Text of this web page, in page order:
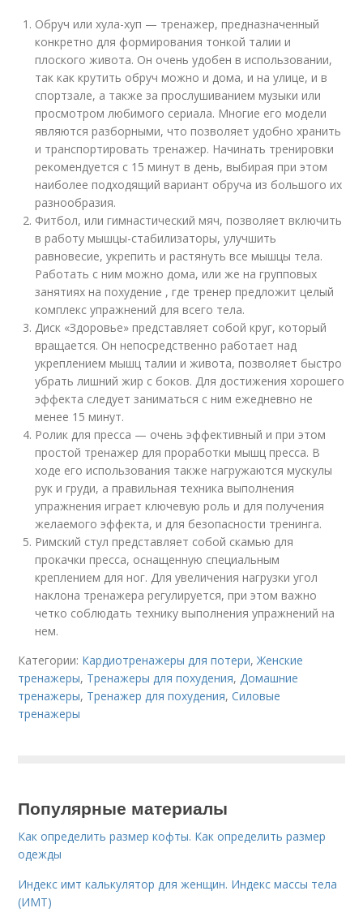
Обруч или хула-хуп — тренажер, предназначенный
конкретно для формирования тонкой талии и
плоского живота. Он очень удобен в использовании,
так как крутить обруч можно и дома, и на улице, и в
спортзале, а также за прослушиванием музыки или
просмотром любимого сериала. Многие его модели
являются разборными, что позволяет удобно хранить
и транспортировать тренажер. Начинать тренировки
рекомендуется с 15 минут в день, выбирая при этом
наиболее подходящий вариант обруча из большого их
разнообразия.
Фитбол, или гимнастический мяч, позволяет включить
в работу мышцы-стабилизаторы, улучшить
равновесие, укрепить и растянуть все мышцы тела.
Работать с ним можно дома, или же на групповых
занятиях на похудение , где тренер предложит целый
комплекс упражнений для всего тела.
Диск «Здоровье» представляет собой круг, который
вращается. Он непосредственно работает над
укреплением мышц талии и живота, позволяет быстро
убрать лишний жир с боков. Для достижения хорошего
эффекта следует заниматься с ним ежедневно не
менее 15 минут.
Ролик для пресса — очень эффективный и при этом
простой тренажер для проработки мышц пресса. В
ходе его использования также нагружаются мускулы
рук и груди, а правильная техника выполнения
упражнения играет ключевую роль и для получения
желаемого эффекта, и для безопасности тренинга.
Римский стул представляет собой скамью для
прокачки пресса, оснащенную специальным
креплением для ног. Для увеличения нагрузки угол
наклона тренажера регулируется, при этом важно
четко соблюдать технику выполнения упражнений на
нем.
Категории: Кардиотренажеры для потери,Женские
тренажеры, Тренажеры для похудения,Домашние
тренажеры, Тренажер для похудения,Силовые
тренажеры
Популярные материалы
Как определить размер кофты. Как определить размер
одежды
Индекс имт калькулятор для женщин. Индекс массы тела
(ИМТ)